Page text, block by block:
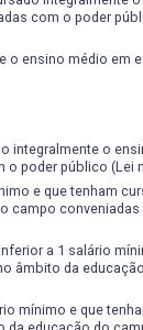
com o poder
o ensino médio em
integralmente o
poder público (Lei
e que tenham
campo
a 1 salário
âmbito da
mínimo e que